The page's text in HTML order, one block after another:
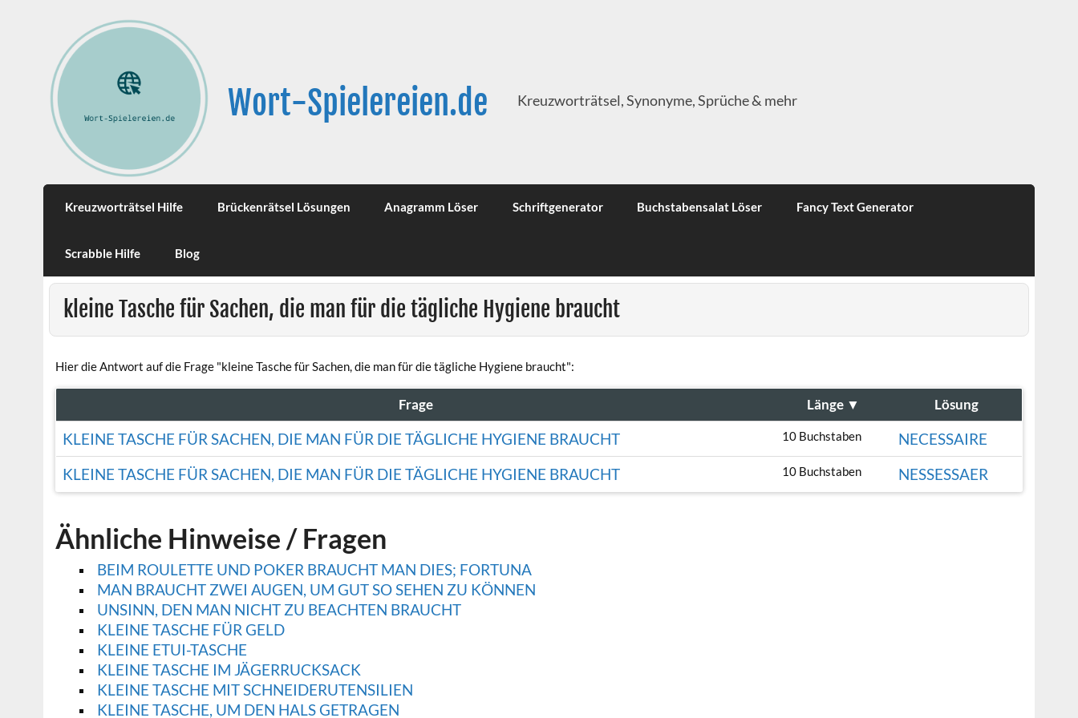
Wort-Spielereien.de Kreuzworträtsel, Synonyme, Sprüche & mehr
Kreuzworträtsel Hilfe Brückenrätsel Lösungen Anagramm Löser Schriftgenerator Buchstabensalat Löser Fancy Text Generator
Scrabble Hilfe Blog
kleine Tasche für Sachen, die man für die tägliche Hygiene braucht
Hier die Antwort auf die Frage "kleine Tasche für Sachen, die man für die tägliche Hygiene braucht":
Frage Länge ▼ Lösung
KLEINE TASCHE FÜR SACHEN, DIE MAN FÜR DIE TÄGLICHE HYGIENE BRAUCHT 10 Buchstaben
NECESSAIRE
KLEINE TASCHE FÜR SACHEN, DIE MAN FÜR DIE TÄGLICHE HYGIENE BRAUCHT
10 Buchstaben NESSESSAER
Ähnliche Hinweise / Fragen
BEIM ROULETTE UND POKER BRAUCHT MAN DIES; FORTUNA
MAN BRAUCHT ZWEI AUGEN, UM GUT SO SEHEN ZU KÖNNEN
UNSINN, DEN MAN NICHT ZU BEACHTEN BRAUCHT
KLEINE TASCHE FÜR GELD
KLEINE ETUI-TASCHE
KLEINE TASCHE IM JÄGERRUCKSACK
KLEINE TASCHE MIT SCHNEIDERUTENSILIEN
KLEINE TASCHE, UM DEN HALS GETRAGEN